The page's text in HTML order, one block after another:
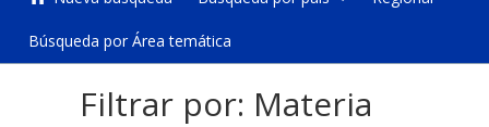
Búsqueda por Área temática
Filtrar por: Materia